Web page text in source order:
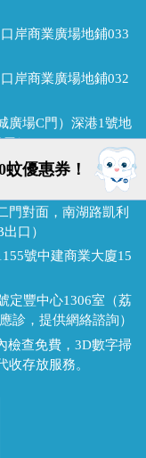
岸商業廣場地鋪033
岸商業廣場地鋪032
廣場C門）深港1號地
口）
(近羅湖口岸，金光華
站E出口）
門對面，南湖路凱利
口）
號中建商業大廈15
定豐中心1306室（荔
診，提供網絡諮詢）
檢查免費，3D數字掃
存放服務。
蚊優惠券！